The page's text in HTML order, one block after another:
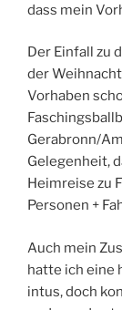
dass mein
Der Einfall zu
der
Vorhaben
Gerabronn/
Gelegenheit,
Heimreise zu
Personen +
Auch mein
hatte ich eine
intus, doch